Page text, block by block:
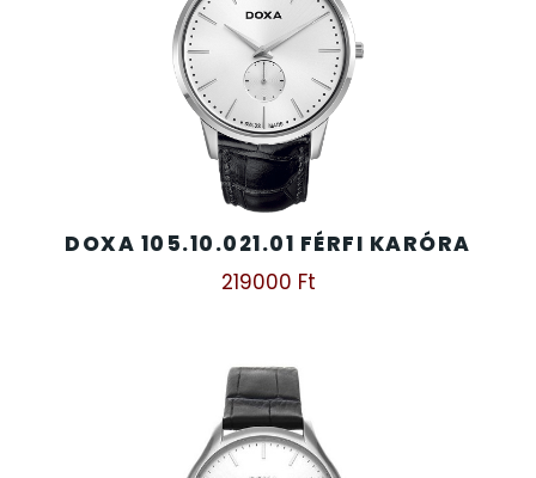
DOXA 105.10.021.01 FÉRFI KARÓRA
219000 Ft